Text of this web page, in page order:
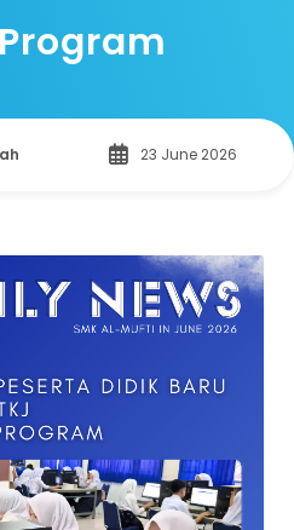
23 June 2026